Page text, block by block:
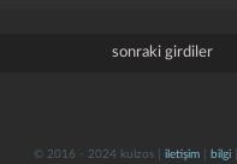
sonraki girdiler
© 2016 - 2024 kulzos | iletişim| bilgi|